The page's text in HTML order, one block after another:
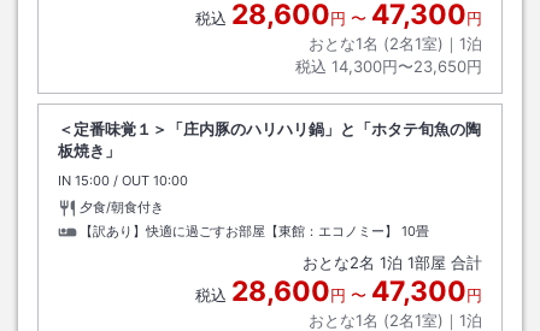
税込 28,600円 〜 47,300円
おとな1名 (2名1室)｜ 1泊
税込 14,300円〜23,650円
＜定番味覚１＞「庄内豚のハリハリ鍋」と「ホタテ旬魚の陶
板焼き」
IN チェックイン
15:00 / OUT チェックアウト
10:00
夕食/朝食付き
【訳あり】快適に過ごすお部屋【東館：エコノミー】
10畳
おとな2名 1泊 1部屋 合計
税込 28,600円 〜 47,300円
おとな1名 (2名1室)｜ 1泊